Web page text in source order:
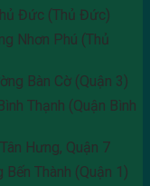
Đức (Thủ Đức)
Nhơn Phú (Thủ
Bàn Cờ (Quận 3)
Thạnh (Quận Bình
Hưng, Quận 7
Thành (Quận 1)